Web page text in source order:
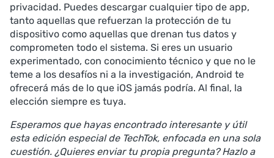
privacidad. Puedes descargar cualquier tipo de app,
tanto aquellas que refuerzan la protección de tu
dispositivo como aquellas que drenan tus datos y
comprometen todo el sistema. Si eres un usuario
experimentado, con conocimiento técnico y que no le
teme a los desafíos ni a la investigación, Android te
ofrecerá más de lo que iOS jamás podría. Al final, la
elección siempre es tuya.
Esperamos que hayas encontrado interesante y útil
esta edición especial de TechTok, enfocada en una sola
cuestión. ¿Quieres enviar tu propia pregunta? Hazlo a